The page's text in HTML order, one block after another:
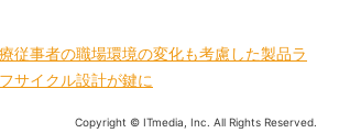
従事者の職場環境の変化も考慮した製品ラ
サイクル設計が鍵に
Copyright © ITmedia, Inc. All Rights Reserved.